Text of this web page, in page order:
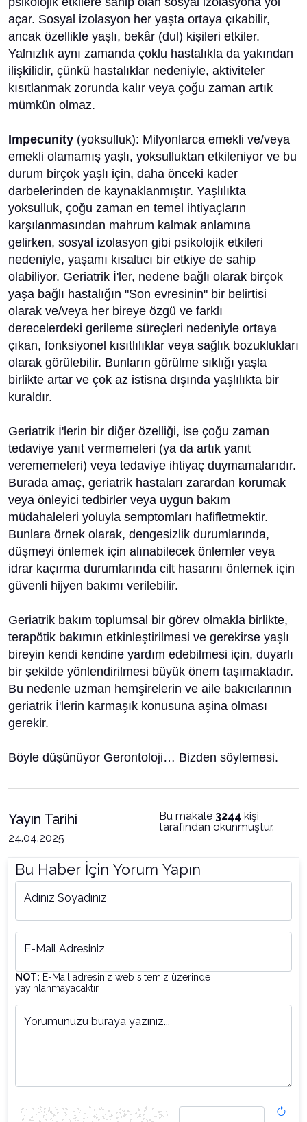
açar. Sosyal izolasyon her yaşta ortaya çıkabilir,
ancak özellikle yaşlı, bekâr (dul) kişileri etkiler.
Yalnızlık aynı zamanda çoklu hastalıkla da yakından
ilişkilidir, çünkü hastalıklar nedeniyle, aktiviteler
kısıtlanmak zorunda kalır veya çoğu zaman artık
mümkün olmaz.
Impecunity (yoksulluk): Milyonlarca emekli ve/veya
emekli olamamış yaşlı, yoksulluktan etkileniyor ve bu
durum birçok yaşlı için, daha önceki kader
darbelerinden de kaynaklanmıştır. Yaşlılıkta
yoksulluk, çoğu zaman en temel ihtiyaçların
karşılanmasından mahrum kalmak anlamına
gelirken, sosyal izolasyon gibi psikolojik etkileri
nedeniyle, yaşamı kısaltıcı bir etkiye de sahip
olabiliyor. Geriatrik İ'ler, nedene bağlı olarak birçok
yaşa bağlı hastalığın "Son evresinin" bir belirtisi
olarak ve/veya her bireye özgü ve farklı
derecelerdeki gerileme süreçleri nedeniyle ortaya
çıkan, fonksiyonel kısıtlılıklar veya sağlık bozuklukları
olarak görülebilir. Bunların görülme sıklığı yaşla
birlikte artar ve çok az istisna dışında yaşlılıkta bir
kuraldır.
Geriatrik İ'lerin bir diğer özelliği, ise çoğu zaman
tedaviye yanıt vermemeleri (ya da artık yanıt
verememeleri) veya tedaviye ihtiyaç duymamalarıdır.
Burada amaç, geriatrik hastaları zarardan korumak
veya önleyici tedbirler veya uygun bakım
müdahaleleri yoluyla semptomları hafifletmektir.
Bunlara örnek olarak, dengesizlik durumlarında,
düşmeyi önlemek için alınabilecek önlemler veya
idrar kaçırma durumlarında cilt hasarını önlemek için
güvenli hijyen bakımı verilebilir.
Geriatrik bakım toplumsal bir görev olmakla birlikte,
terapötik bakımın etkinleştirilmesi ve gerekirse yaşlı
bireyin kendi kendine yardım edebilmesi için, duyarlı
bir şekilde yönlendirilmesi büyük önem taşımaktadır.
Bu nedenle uzman hemşirelerin ve aile bakıcılarının
geriatrik İ'lerin karmaşık konusuna aşina olması
gerekir.
Böyle düşünüyor Gerontoloji… Bizden söylemesi.
Yayın Tarihi
24.04.2025
Bu makale 3244 kişi
tarafından okunmuştur.
Bu Haber İçin Yorum Yapın
Adınız Soyadınız
E-Mail Adresiniz
NOT: E-Mail adresiniz web sitemiz üzerinde
yayınlanmayacaktır.
Yorumunuzu buraya yazınız...